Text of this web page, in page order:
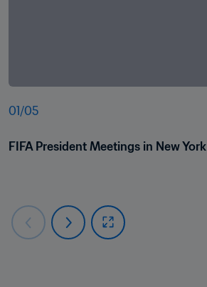
01 /05
FIFA President Meetings in New York